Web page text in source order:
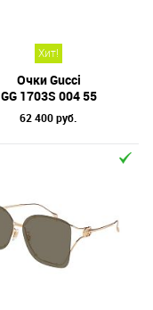
Хит!
Очки Gucci
GG 1703S 004 55
62 400 руб.